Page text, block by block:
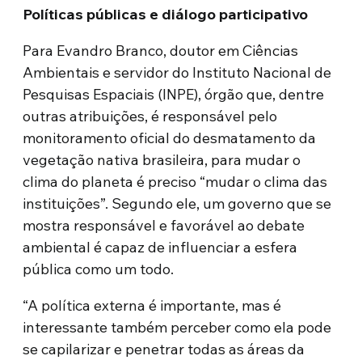
Políticas públicas e diálogo participativo
Para Evandro Branco, doutor em Ciências
Ambientais e servidor do Instituto Nacional de
Pesquisas Espaciais (INPE), órgão que, dentre
outras atribuições, é responsável pelo
monitoramento oficial do desmatamento da
vegetação nativa brasileira, para mudar o
clima do planeta é preciso “mudar o clima das
instituições”. Segundo ele, um governo que se
mostra responsável e favorável ao debate
ambiental é capaz de influenciar a esfera
pública como um todo.
“A política externa é importante, mas é
interessante também perceber como ela pode
se capilarizar e penetrar todas as áreas da